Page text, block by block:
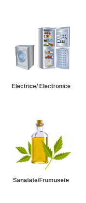
Electrice/ Electronice
Sanatate/Frumusete